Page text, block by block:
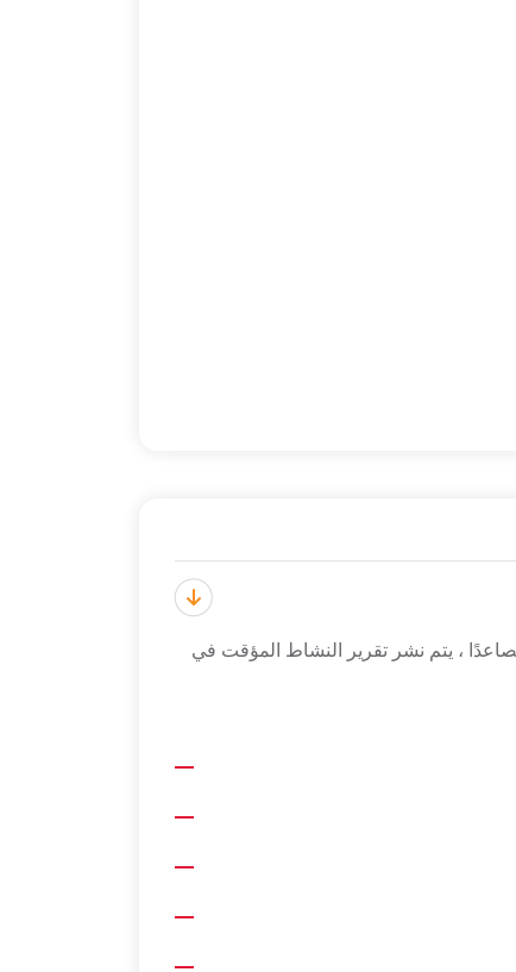
الخاص بالبيانات المالية والتفسيرات ذات الصلة والملاحظات التي سيتم الإعلان عنها علنًا" ، 31 مارس 2016 فصاعدًا ، يتم نشر تقرير النشاط المؤقت في